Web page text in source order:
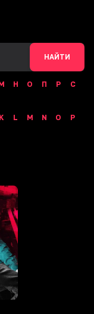
НАЙТИ
Н О П Р
С
K L M N O
P